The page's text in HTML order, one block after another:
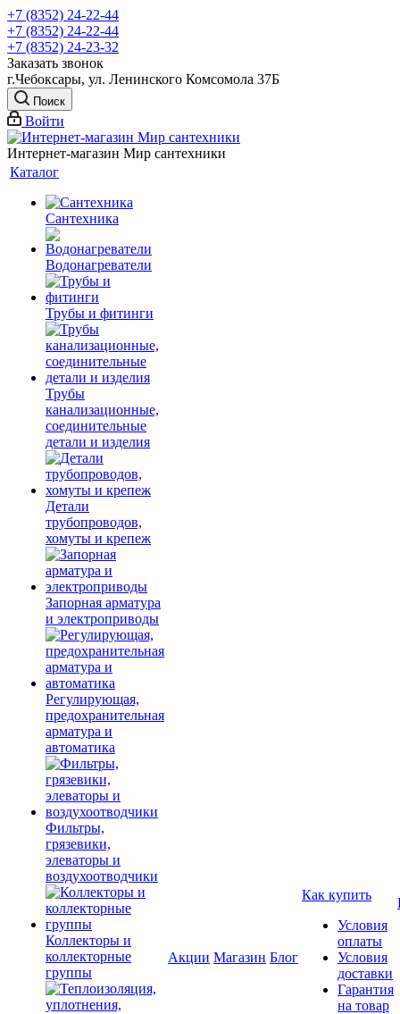
+7 (8352) 24-22-44
+7 (8352) 24-22-44
+7 (8352) 24-23-32
Заказать звонок
г.Чебоксары, ул. Ленинского Комсомола 37Б
Поиск
Войти
Интернет-магазин Мир сантехники
Каталог
Сантехника
Водонагреватели
Трубы и фитинги
Трубы
канализационные,
соединительные
детали и изделия
Детали
трубопроводов,
хомуты и крепеж
Запорная арматура
и электроприводы
Регулирующая,
предохранительная
арматура и
автоматика
Фильтры,
грязевики,
элеваторы и
воздухоотводчики
Коллекторы и
коллекторные
группы
Акции Магазин Блог
Как купить
Условия
оплаты
Условия
доставки
Гарантия
на товар